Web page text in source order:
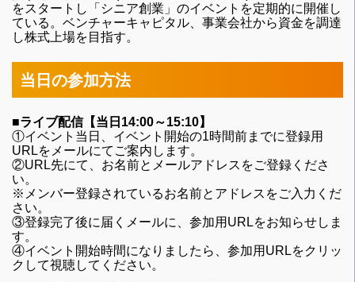
をスタートし「シニア創業」のイベントを定期的に開催し
ている。ベンチャーキャピタル、事業会社から資金を調達
し株式上場を目指す。
当日の参加方法
■ライブ配信【当日14:00～15:10】
①イベント当日、イベント開始の1時間前までに登録用
URLをメールにてご案内します。
②URL先にて、お名前とメールアドレスをご登録くださ
い。
※メンバー登録されているお名前とアドレスをご入力くだ
さい。
③登録完了後に届くメールに、参加用URLをお知らせしま
す。
④イベント開始時間になりましたら、参加用URLをクリッ
クして視聴してください。